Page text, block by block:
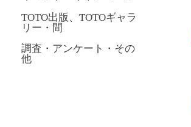
TOTO出版、TOTOギャラ
リー・間
調査・アンケート・その
他